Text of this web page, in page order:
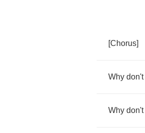
[Chorus]
Why don't
Why don't